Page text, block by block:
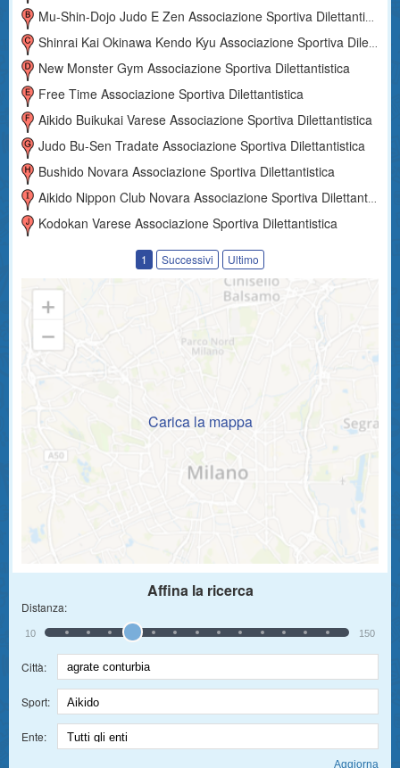
Mu-Shin-Dojo Judo E Zen Associazione Sportiva Dilettantistica
Shinrai Kai Okinawa Kendo Kyu Associazione Sportiva Dilettantistica
New Monster Gym Associazione Sportiva Dilettantistica
Free Time Associazione Sportiva Dilettantistica
Aikido Buikukai Varese Associazione Sportiva Dilettantistica
Judo Bu-Sen Tradate Associazione Sportiva Dilettantistica
Bushido Novara Associazione Sportiva Dilettantistica
Aikido Nippon Club Novara Associazione Sportiva Dilettantistica
Kodokan Varese Associazione Sportiva Dilettantistica
1 Successivi Ultimo
Carica la mappa
Affina la ricerca
Distanza:
10 150
Città:
Sport:
Ente: